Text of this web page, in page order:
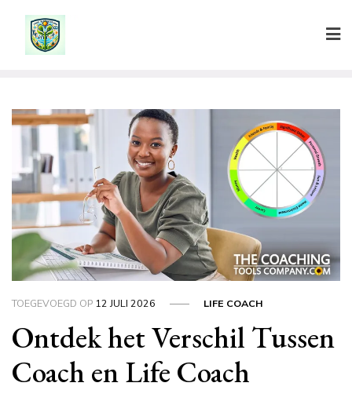
TOEGEVOEGD OP 12 JULI 2026 LIFE COACH
Ontdek het Verschil Tussen
Coach en Life Coach